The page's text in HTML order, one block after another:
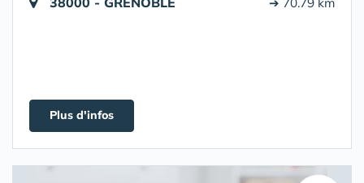
Plus d'infos